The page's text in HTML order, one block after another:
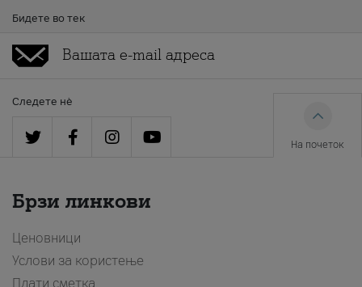
Бидете во тек
Следете нè
На почеток
Брзи линкови
Ценовници
Услови за користење
Плати сметка